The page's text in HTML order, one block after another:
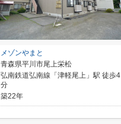
メゾンやまと
青森県平川市尾上栄松
弘南鉄道弘南線「津軽尾上」駅 徒歩4
分
築22年